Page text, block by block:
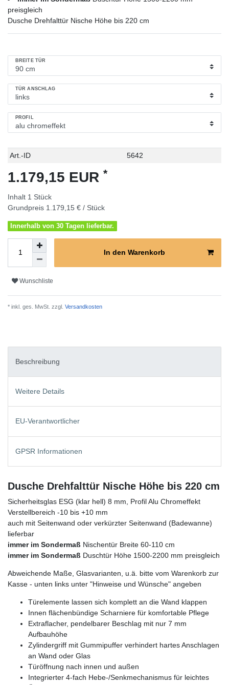
preisgleich
Dusche Drehfalttür Nische Höhe bis 220 cm
BREITE TÜR
TÜR ANSCHLAG
PROFIL
Technisches
Wert
Art.-ID 5642
1.179,15 EUR *
Inhalt 1 Stück
Grundpreis 1.179,15 € / Stück
Innerhalb von 30 Tagen lieferbar.
In den Warenkorb
Wunschliste
* inkl. ges. MwSt. zzgl. Versandkosten
Beschreibung
Weitere Details
EU-Verantwortlicher
GPSR Informationen
Dusche Drehfalttür Nische Höhe bis 220 cm
Sicherheitsglas ESG (klar hell) 8 mm, Profil Alu Chromeffekt
Verstellbereich -10 bis +10 mm
auch mit Seitenwand oder verkürzter Seitenwand (Badewanne)
lieferbar
immer im Sondermaß Nischentür Breite 60-110 cm
immer im Sondermaß Duschtür Höhe 1500-2200 mm preisgleich
Abweichende Maße, Glasvarianten, u.ä. bitte vom Warenkorb zur
Kasse - unten links unter "Hinweise und Wünsche" angeben
Türelemente lassen sich komplett an die Wand klappen
Innen flächenbündige Scharniere für komfortable Pflege
Extraflacher, pendelbarer Beschlag mit nur 7 mm
Aufbauhöhe
Zylindergriff mit Gummipuffer verhindert hartes Anschlagen
an Wand oder Glas
Türöffnung nach innen und außen
Integrierter 4-fach Hebe-/Senkmechanismus für leichtes